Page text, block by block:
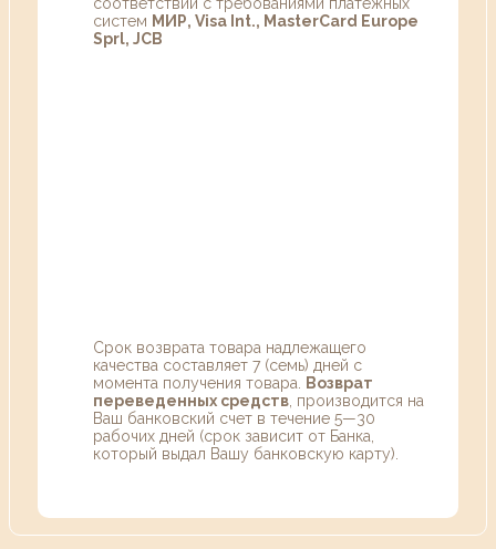
систем МИР, Visa Int., MasterCard Europe
Sprl, JCB
Срок возврата товара надлежащего
качества составляет 7 (семь) дней с
момента получения товара.
Возврат
переведенных средств , производится на
Ваш банковский счет в течение 5—30
рабочих дней (срок зависит от Банка,
который выдал Вашу банковскую карту).